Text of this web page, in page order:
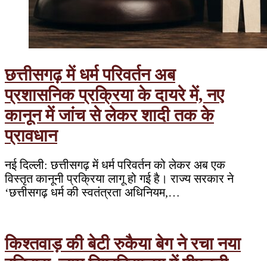
छत्तीसगढ़ में धर्म परिवर्तन अब
प्रशासनिक प्रक्रिया के दायरे में, नए
कानून में जांच से लेकर शादी तक के
प्रावधान
नई दिल्ली: छत्तीसगढ़ में धर्म परिवर्तन को लेकर अब एक
विस्तृत कानूनी प्रक्रिया लागू हो गई है। राज्य सरकार ने
‘छत्तीसगढ़ धर्म की स्वतंत्रता अधिनियम,…
किश्तवाड़ की बेटी रुकैया बेग ने रचा नया